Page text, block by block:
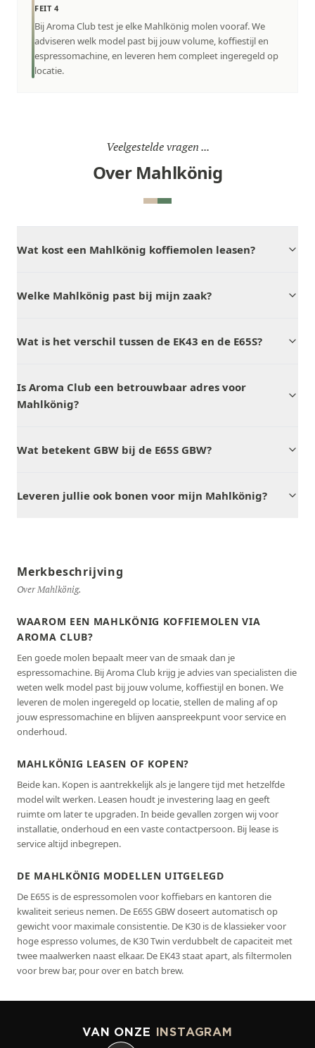
FEIT 4
Bij Aroma Club test je elke Mahlkönig molen vooraf. We
adviseren welk model past bij jouw volume, koffiestijl en
espressomachine, en leveren hem compleet ingeregeld op
locatie.
Veelgestelde vragen ...
Over Mahlkönig
Wat kost een Mahlkönig koffiemolen leasen?
Welke Mahlkönig past bij mijn zaak?
Wat is het verschil tussen de EK43 en de E65S?
Is Aroma Club een betrouwbaar adres voor
Mahlkönig?
Wat betekent GBW bij de E65S GBW?
Leveren jullie ook bonen voor mijn Mahlkönig?
Merkbeschrijving
Over Mahlkönig.
WAAROM EEN MAHLKÖNIG KOFFIEMOLEN VIA
AROMA CLUB?
Een goede molen bepaalt meer van de smaak dan je
espressomachine. Bij Aroma Club krijg je advies van specialisten die
weten welk model past bij jouw volume, koffiestijl en bonen. We
leveren de molen ingeregeld op locatie, stellen de maling af op
jouw espressomachine en blijven aanspreekpunt voor service en
onderhoud.
MAHLKÖNIG LEASEN OF KOPEN?
Beide kan. Kopen is aantrekkelijk als je langere tijd met hetzelfde
model wilt werken. Leasen houdt je investering laag en geeft
ruimte om later te upgraden. In beide gevallen zorgen wij voor
installatie, onderhoud en een vaste contactpersoon. Bij lease is
service altijd inbegrepen.
DE MAHLKÖNIG MODELLEN UITGELEGD
De E65S is de espressomolen voor koffiebars en kantoren die
kwaliteit serieus nemen. De E65S GBW doseert automatisch op
gewicht voor maximale consistentie. De K30 is de klassieker voor
hoge espresso volumes, de K30 Twin verdubbelt de capaciteit met
twee maalwerken naast elkaar. De EK43 staat apart, als filtermolen
voor brew bar, pour over en batch brew.
VAN ONZE INSTAGRAM